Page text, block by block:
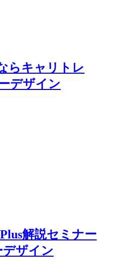
らキャリトレ
デザイン
解説セミナー
デザイン